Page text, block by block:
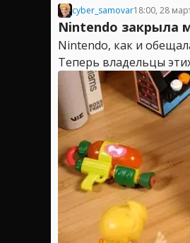
cyber_samovar18:00, 28
Nintendo закрыла
Nintendo, как и
Теперь владельцы